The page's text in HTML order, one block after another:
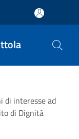
di interesse ad
di Dignità